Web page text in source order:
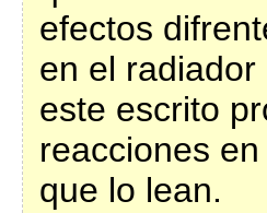
efectos
en el
este escrito
reacciones
que lo lean.